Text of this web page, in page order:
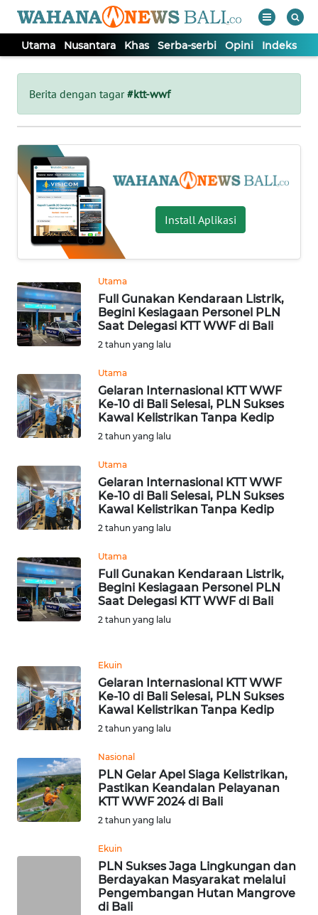
Utama Nusantara Khas Serba-serbi Opini Indeks
Berita dengan tagar#ktt-wwf
Install Aplikasi
Utama
Full Gunakan Kendaraan Listrik,
Begini Kesiagaan Personel PLN
Saat Delegasi KTT WWF di Bali
2 tahun yang lalu
Utama
Gelaran Internasional KTT WWF
Ke-10 di Bali Selesai, PLN Sukses
Kawal Kelistrikan Tanpa Kedip
2 tahun yang lalu
Utama
Gelaran Internasional KTT WWF
Ke-10 di Bali Selesai, PLN Sukses
Kawal Kelistrikan Tanpa Kedip
2 tahun yang lalu
Utama
Full Gunakan Kendaraan Listrik,
Begini Kesiagaan Personel PLN
Saat Delegasi KTT WWF di Bali
2 tahun yang lalu
Ekuin
Gelaran Internasional KTT WWF
Ke-10 di Bali Selesai, PLN Sukses
Kawal Kelistrikan Tanpa Kedip
2 tahun yang lalu
Nasional
PLN Gelar Apel Siaga Kelistrikan,
Pastikan Keandalan Pelayanan
KTT WWF 2024 di Bali
2 tahun yang lalu
Ekuin
PLN Sukses Jaga Lingkungan dan
Berdayakan Masyarakat melalui
Pengembangan Hutan Mangrove
di Bali
Tutup
UTAMA
NUSANTARA
KHAS
SERBA-
SERBI
OPINI
Informasi
INDEKS
BERITA
KONTAK
KAMI
INFO
IKLAN
TENTANG
PEDOMAN
MEDIA
SIBER
KARIR
DISCLAIMER
Wahana
News
Regional
WN